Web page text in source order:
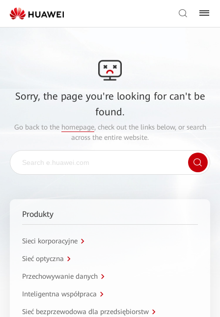
Sorry, the page you're looking for can't be
found.
Go back to the homepage, check out the links below, or search
across the entire website.
Produkty
Sieci korporacyjne
Sieć optyczna
Przechowywanie danych
Inteligentna współpraca
Sieć bezprzewodowa dla przedsiębiorstw